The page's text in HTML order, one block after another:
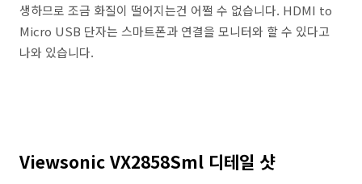
생하므로 조금 화질이 떨어지는건 어쩔 수 없습니다. HDMI to
Micro USB 단자는 스마트폰과 연결을 모니터와 할 수 있다고
나와 있습니다.
Viewsonic VX2858Sml 디테일 샷